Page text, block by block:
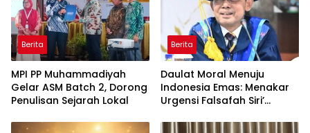
Berita
MPI PP Muhammadiyah
Gelar ASM Batch 2, Dorong
Penulisan Sejarah Lokal
Berita
Daulat Moral Menuju
Indonesia Emas: Menakar
Urgensi Falsafah Siri’
Ancaman Kleptokrasi